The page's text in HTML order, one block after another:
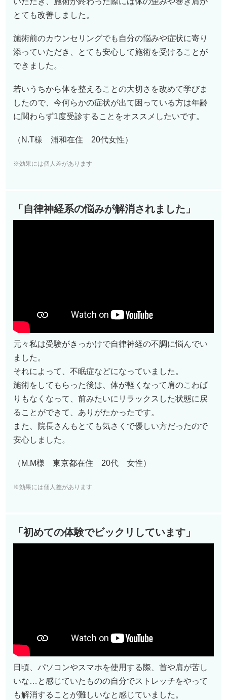
とても改善しました。
施術前のカウンセリングでも自分の悩みや症状に寄り
添っていただき、とても安心して施術を受けることが
できました。
若いうちから体を整えることの大切さを改めて学びま
したので、今何らかの症状が出て困っている方は年齢
に関わらず1度受診することをオススメしたいです。
（N.T様 浦和在住 20代女性）
※効果には個人差があります
「自律神経系の悩みが解消されました」
元々私は受験がきっかけで自律神経の不調に悩んでい
ました。
それによって、不眠症などになっていました。
施術をしてもらった後は、体が軽くなって肩のこわば
りもなくなって、前みたいにリラックスした状態に戻
ることができて、ありがたかったです。
また、院長さんもとても気さくで優しい方だったので
安心しました。
（M.M様 東京都在住 20代 女性）
※効果には個人差があります
「初めての体験でビックリしています」
日頃、パソコンやスマホを使用する際、首や肩が苦し
いな…と感じていたものの自分でストレッチをやって
も解消することが難しいなと感じていました。